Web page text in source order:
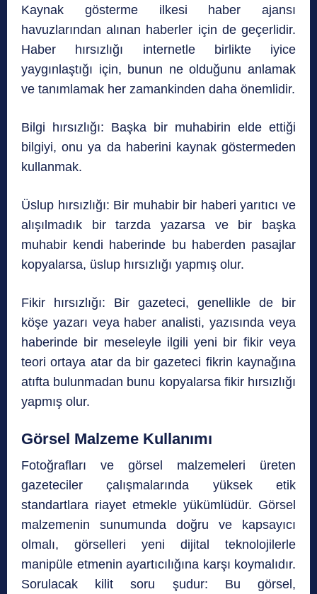
Kaynak gösterme ilkesi haber ajansı
havuzlarından alınan haberler için de geçerlidir.
Haber hırsızlığı internetle birlikte iyice
yaygınlaştığı için, bunun ne olduğunu anlamak
ve tanımlamak her zamankinden daha önemlidir.
Bilgi hırsızlığı: Başka bir muhabirin elde ettiği
bilgiyi, onu ya da haberini kaynak göstermeden
kullanmak.
Üslup hırsızlığı: Bir muhabir bir haberi yarıtıcı ve
alışılmadık bir tarzda yazarsa ve bir başka
muhabir kendi haberinde bu haberden pasajlar
kopyalarsa, üslup hırsızlığı yapmış olur.
Fikir hırsızlığı: Bir gazeteci, genellikle de bir
köşe yazarı veya haber analisti, yazısında veya
haberinde bir meseleyle ilgili yeni bir fikir veya
teori ortaya atar da bir gazeteci fikrin kaynağına
atıfta bulunmadan bunu kopyalarsa fikir hırsızlığı
yapmış olur.
Görsel Malzeme Kullanımı
Fotoğrafları ve görsel malzemeleri üreten
gazeteciler çalışmalarında yüksek etik
standartlara riayet etmekle yükümlüdür. Görsel
malzemenin sunumunda doğru ve kapsayıcı
olmalı, görselleri yeni dijital teknolojilerle
manipüle etmenin ayartıcılığına karşı koymalıdır.
Sorulacak kilit soru şudur: Bu görsel,